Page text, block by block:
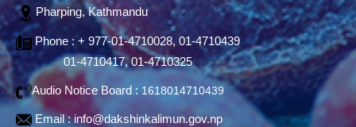
Pharping, Kathmandu
Phone : + 977-01-4710028, 01-4710439
01-4710417, 01-4710325
Audio Notice Board : 1618014710439
Email :info@dakshinkalimun.gov.np